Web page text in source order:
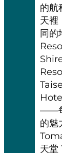
的航
天裡
同
——
的魅
天堂